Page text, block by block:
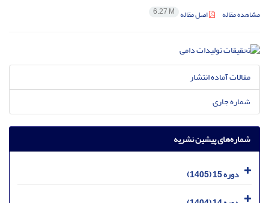
مشاهده مقاله اصل مقاله 6.27 M
مقالات آماده انتشار
شماره جاری
شماره‌های پیشین نشریه
دوره 15 (1405)